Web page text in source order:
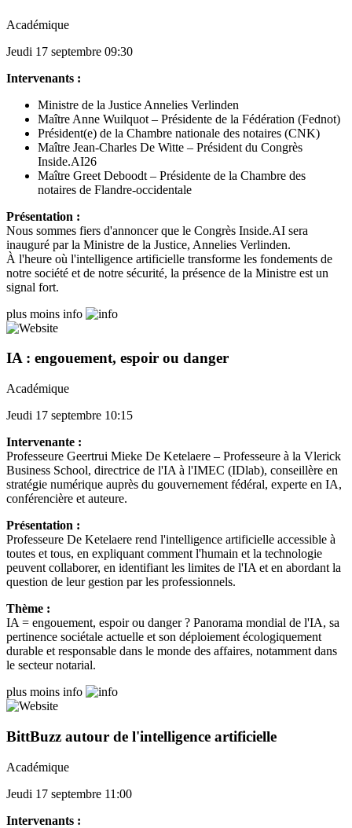
Académique
Jeudi 17 septembre 09:30
Intervenants :
Ministre de la Justice Annelies Verlinden
Maître Anne Wuilquot – Présidente de la Fédération (Fednot)
Président(e) de la Chambre nationale des notaires (CNK)
Maître Jean-Charles De Witte – Président du Congrès
Inside.AI26
Maître Greet Deboodt – Présidente de la Chambre des
notaires de Flandre-occidentale
Présentation :
Nous sommes fiers d'annoncer que le Congrès Inside.AI sera
inauguré par la Ministre de la Justice, Annelies Verlinden.
À l'heure où l'intelligence artificielle transforme les fondements de
notre société et de notre sécurité, la présence de la Ministre est un
signal fort.
plus moins info
IA : engouement, espoir ou danger
Académique
Jeudi 17 septembre 10:15
Intervenante :
Professeure Geertrui Mieke De Ketelaere – Professeure à la Vlerick
Business School, directrice de l'IA à l'IMEC (IDlab), conseillère en
stratégie numérique auprès du gouvernement fédéral, experte en IA,
conférencière et auteure.
Présentation :
Professeure De Ketelaere rend l'intelligence artificielle accessible à
toutes et tous, en expliquant comment l'humain et la technologie
peuvent collaborer, en identifiant les limites de l'IA et en abordant la
question de leur gestion par les professionnels.
Thème :
IA = engouement, espoir ou danger ? Panorama mondial de l'IA, sa
pertinence sociétale actuelle et son déploiement écologiquement
durable et responsable dans le monde des affaires, notamment dans
le secteur notarial.
plus moins info
BittBuzz autour de l'intelligence artificielle
Académique
Jeudi 17 septembre 11:00
Intervenants :